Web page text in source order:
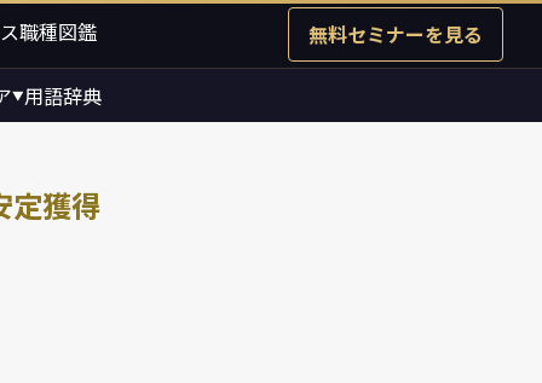
職種図鑑 無料セミナーを見る
▼用語辞典
定獲得